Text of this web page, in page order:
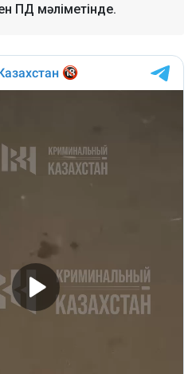
ПД мәліметінде.